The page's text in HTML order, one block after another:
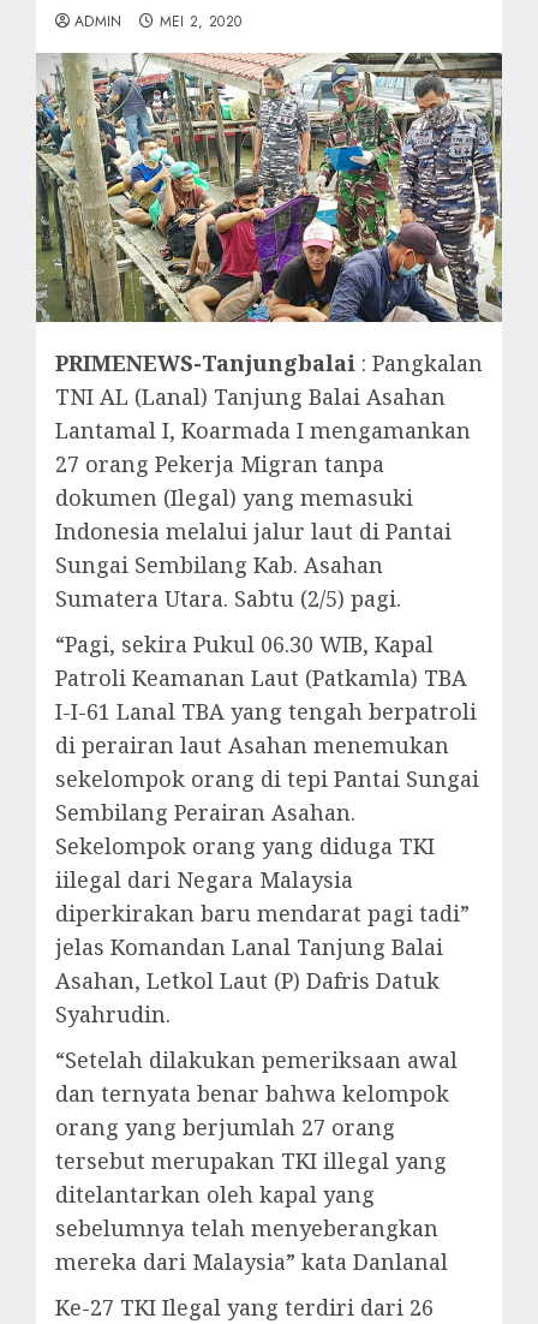
ADMIN MEI 2, 2020
PRIMENEWS-Tanjungbalai : Pangkalan
TNI AL (Lanal) Tanjung Balai Asahan
Lantamal I, Koarmada I mengamankan
27 orang Pekerja Migran tanpa
dokumen (Ilegal) yang memasuki
Indonesia melalui jalur laut di Pantai
Sungai Sembilang Kab. Asahan
Sumatera Utara. Sabtu (2/5) pagi.
“Pagi, sekira Pukul 06.30 WIB, Kapal
Patroli Keamanan Laut (Patkamla) TBA
I-I-61 Lanal TBA yang tengah berpatroli
di perairan laut Asahan menemukan
sekelompok orang di tepi Pantai Sungai
Sembilang Perairan Asahan.
Sekelompok orang yang diduga TKI
iilegal dari Negara Malaysia
diperkirakan baru mendarat pagi tadi”
jelas Komandan Lanal Tanjung Balai
Asahan, Letkol Laut (P) Dafris Datuk
Syahrudin.
“Setelah dilakukan pemeriksaan awal
dan ternyata benar bahwa kelompok
orang yang berjumlah 27 orang
tersebut merupakan TKI illegal yang
ditelantarkan oleh kapal yang
sebelumnya telah menyeberangkan
mereka dari Malaysia” kata Danlanal
Ke-27 TKI Ilegal yang terdiri dari 26